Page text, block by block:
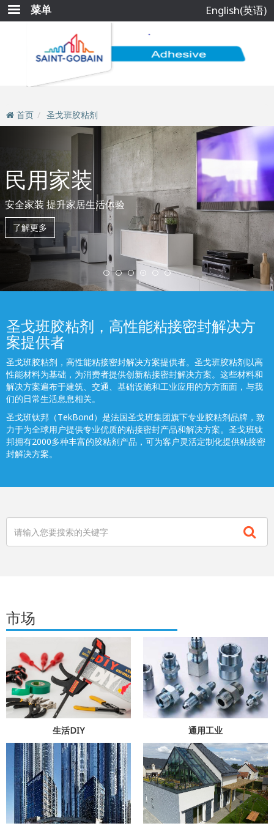
跳
转
菜单 English(英语)
首页 圣戈班胶粘剂
民用家装
安全家装 提升家居生活体验
了解更多
圣戈班胶粘剂，高性能粘接密封解决方
案提供者
圣戈班胶粘剂，高性能粘接密封解决方案提供者。圣戈班胶粘剂以高
性能材料为基础，为消费者提供创新粘接密封解决方案。这些材料和
解决方案遍布于建筑、交通、基础设施和工业应用的方方面面，与我
们的日常生活息息相关。
圣戈班钛邦（TekBond）是法国圣戈班集团旗下专业胶粘剂品牌，致
力于为全球用户提供专业优质的粘接密封产品和解决方案。圣戈班钛
邦拥有2000多种丰富的胶粘剂产品，可为客户灵活定制化提供粘接密
封解决方案。
搜索
市场
生活DIY 通用工业